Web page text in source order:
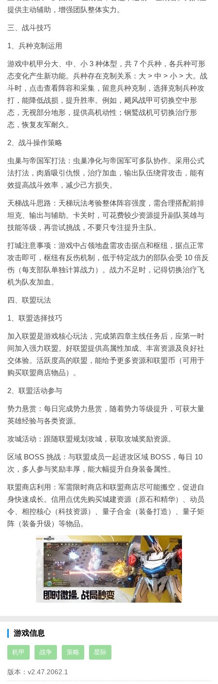
提供主动辅助，增强团队整体实力。
三、战斗技巧
1、兵种克制运用
游戏中机甲分大、中、小 3 种体型，共 7 个兵种，各兵种可形
态变化产生新功能。兵种存在克制关系：大 > 中 > 小 > 大。战
斗时，点击查看阵容和采集，留意兵种克制，选择克制兵种攻
打，能降低战损，提升胜率。例如，飓风战甲可切换空中形
态，无视部分地形，提供高机动性；钢鹫战机可切换治疗形
态，恢复友军耐久。
2、战斗操作策略
虫巢与帝国军打法：虫巢净化与帝国军可多队协作。采用公式
法打法，肉盾吸引仇恨，治疗加血，输出队伍绕背攻击，能有
效提高战斗效率，减少己方损失。
天梯战斗思路：天梯玩法考验整体阵容强度，需合理搭配前排
坦克、输出与辅助。卡关时，可花费较少资源提升副队英雄与
技能等级，再尝试挑战，不要只专注提升主队。
打城注意事项：游戏中占领地盘需攻击据点和枢纽，据点正常
攻击即可，枢纽有反伤机制，低于特定战力的部队会受 10 倍反
伤（每支部队单独计算战力）。战力不足时，记得切换治疗飞
机为队友加血。
四、联盟玩法
1、联盟选择技巧
加入联盟是游戏核心玩法，完成第四章主线任务后，应第一时
间加入强力联盟。好联盟提供高属性加成、丰富资源及良好社
交体验。活跃度高的联盟，能给予更多资源和联盟币（可用于
购买联盟商店物品）。
2、联盟活动参与
势力悬赏：每日完成势力悬赏，随着势力等级提升，可获大量
英雄经验与各类资源。
攻城活动：跟随联盟规划攻城，获取攻城奖励资源。
区域 BOSS 挑战：与联盟成员一起进攻区域 BOSS，每日 10
次，多人参与奖励丰厚，能大幅提升自身装备属性。
联盟商店利用：军需限时商店和联盟商店尽可能搬空，促进自
身快速成长。信用点优先购买城建资源（原石和精华）、动员
令、相控核心（科技资源）、量子合金（装备打造）、量子矩
阵（装备升级）等物品。
游戏信息
机甲 战争 策略 星际
版本： v2.47.2062.1